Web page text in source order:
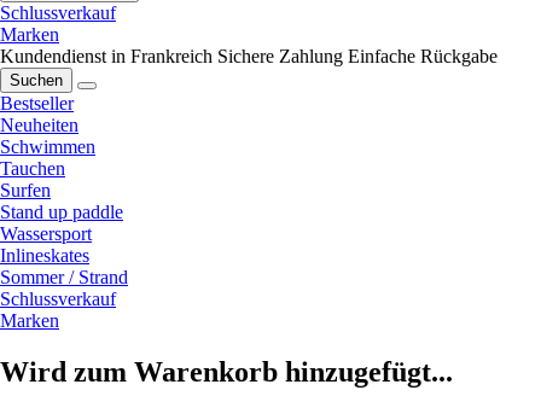
Schlussverkauf
Marken
Kundendienst in Frankreich Sichere Zahlung Einfache Rückgabe
Suchen
Bestseller
Neuheiten
Schwimmen
Tauchen
Surfen
Stand up paddle
Wassersport
Inlineskates
Sommer / Strand
Schlussverkauf
Marken
Wird zum Warenkorb hinzugefügt...